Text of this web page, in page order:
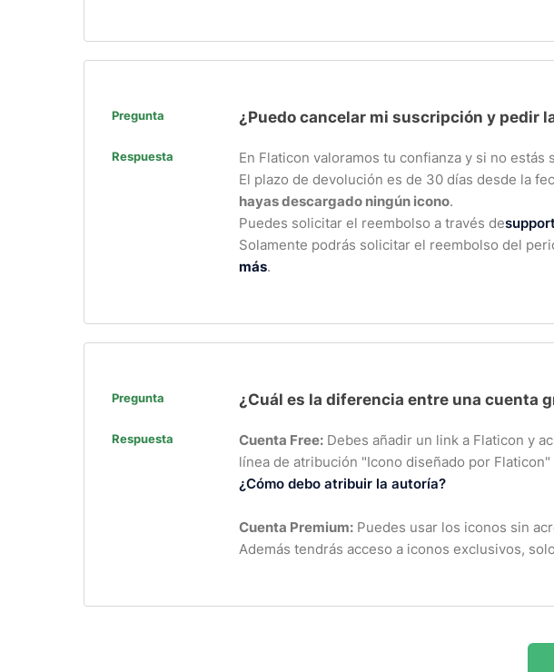
Pregunta ¿Puedo cancelar mi suscripción y pedir
Respuesta
En Flaticon valoramos tu confianza y si no
El plazo de devolución es de 30 días desde la
hayas descargado ningún icono.
Puedes solicitar el reembolso a través de
Solamente podrás solicitar el reembolso del
más.
Pregunta ¿Cuál es la diferencia entre una cuenta
Respuesta Cuenta Free: Debes añadir un link a Flaticon y
línea de atribución "Icono diseñado por
¿Cómo debo atribuir la autoría?
Cuenta Premium: Puedes usar los iconos sin
Además tendrás acceso a iconos exclusivos,